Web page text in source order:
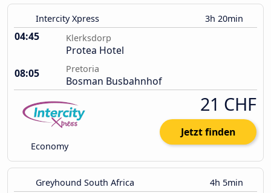
Intercity Xpress 3h 20min
04:45 Klerksdorp
Protea Hotel
08:05
Pretoria
Bosman Busbahnhof
Economy
21 CHF
Jetzt finden
Greyhound South Africa 4h 5min